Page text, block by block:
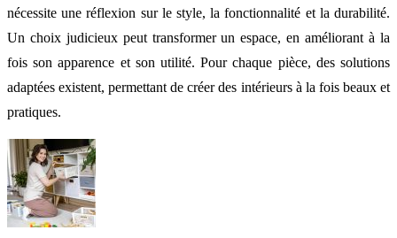
nécessite une réflexion sur le style, la fonctionnalité et la durabilité.
Un choix judicieux peut transformer un espace, en améliorant à la
fois son apparence et son utilité. Pour chaque pièce, des solutions
adaptées existent, permettant de créer des intérieurs à la fois beaux et
pratiques.